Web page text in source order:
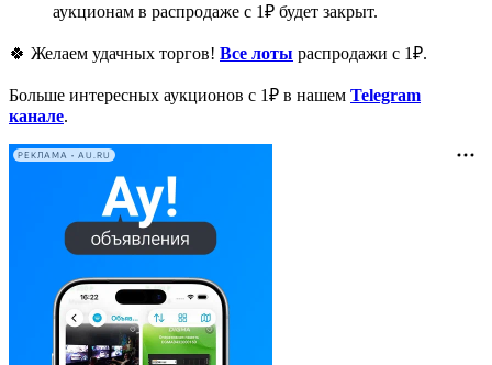
аукционам в распродаже с 1₽ будет закрыт.
🍀 Желаем удачных торгов! Все лоты распродажи с 1₽.
Больше интересных аукционов с 1₽ в нашем Telegram
канале.
РЕКЛАМА • AU.RU